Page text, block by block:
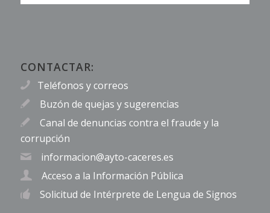
CONTACTAR:
Teléfonos y correos
Buzón de quejas y sugerencias
Canal de denuncias contra el fraude y la
corrupción
informacion@ayto-caceres.es
Acceso a la Información Pública
Solicitud de Intérprete de Lengua de Signos